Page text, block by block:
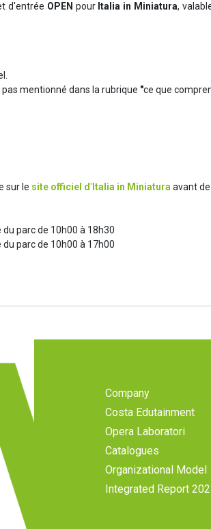
d'entrée OPEN pour Italia in Miniatura,
mentionné dans la rubrique "ce que
sur le site officiel d' Italia in Miniatura avant
parc de 10h00 à 18h30
parc de 10h00 à 17h00
Company
Costa Edutainment
Opera Laboratori
Catalogues
Organizational Model
Integrated Report